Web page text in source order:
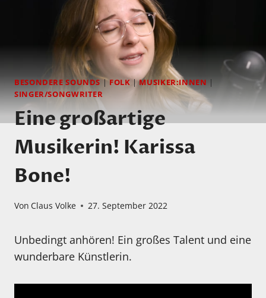
BESONDERE SOUNDS | FOLK |MUSIKER:INNEN |
SINGER/SONGWRITER
Eine großartige
Musikerin! Karissa
Bone!
Von Claus Volke 27. September 2022
Unbedingt anhören! Ein großes Talent und eine
wunderbare Künstlerin.